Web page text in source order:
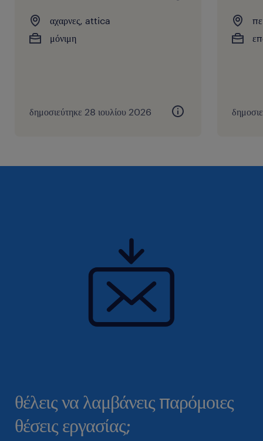
αχαρνες, attica
μόνιμη
δημοσιεύτηκε 28 ιουλίου 2026
θέλεις να λαμβάνεις παρόμοιες
θέσεις εργασίας;